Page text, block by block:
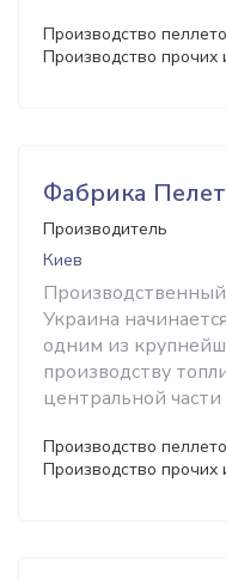
Производство
Производство прочих
Фабрика
Производитель
Киев
Украина
одним из
производству
центральной
Производство
Производство прочих